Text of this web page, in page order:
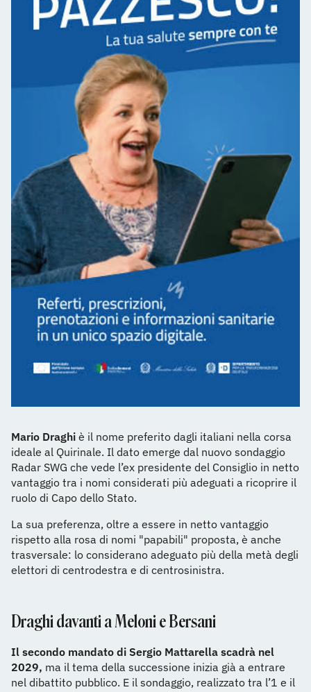
Mario Draghi è il nome preferito dagli italiani nella corsa
ideale al Quirinale. Il dato emerge dal nuovo sondaggio
Radar SWG che vede l’ex presidente del Consiglio in netto
vantaggio tra i nomi considerati più adeguati a ricoprire il
ruolo di Capo dello Stato.
La sua preferenza, oltre a essere in netto vantaggio
rispetto alla rosa di nomi "papabili" proposta, è anche
trasversale: lo considerano adeguato più della metà degli
elettori di centrodestra e di centrosinistra.
Draghi davanti a Meloni e Bersani
Il secondo mandato di Sergio Mattarella scadrà nel
2029, ma il tema della successione inizia già a entrare
nel dibattito pubblico. E il sondaggio, realizzato tra l’1 e il